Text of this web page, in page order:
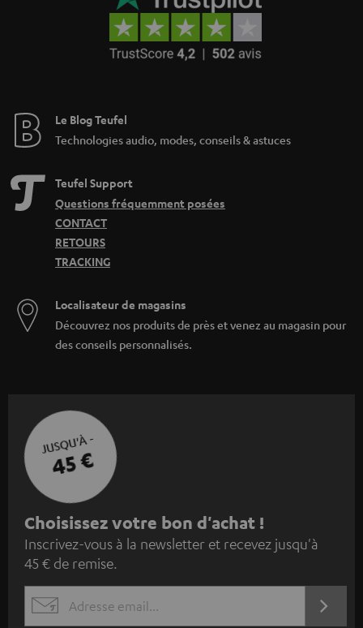
Le Blog Teufel
Technologies audio, modes, conseils & astuces
Teufel Support
Questions fréquemment posées
CONTACT
RETOURS
TRACKING
Localisateur de magasins
Découvrez nos produits de près et venez au magasin pour
des conseils personnalisés.
JUSQU'À -
45 €
I
n
s
c
r
Choisissez votre bon d'achat !
Inscrivez-vous à la newsletter et recevez jusqu'à
45 € de remise.
EMAIL